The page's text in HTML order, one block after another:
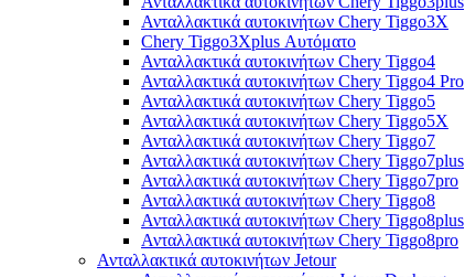
Ανταλλακτικά αυτοκινήτων Chery Tiggo3X
Chery Tiggo3Xplus Αυτόματο
Ανταλλακτικά αυτοκινήτων Chery Tiggo4
Ανταλλακτικά αυτοκινήτων Chery Tiggo4 Pro
Ανταλλακτικά αυτοκινήτων Chery Tiggo5
Ανταλλακτικά αυτοκινήτων Chery Tiggo5X
Ανταλλακτικά αυτοκινήτων Chery Tiggo7
Ανταλλακτικά αυτοκινήτων Chery Tiggo7plus
Ανταλλακτικά αυτοκινήτων Chery Tiggo7pro
Ανταλλακτικά αυτοκινήτων Chery Tiggo8
Ανταλλακτικά αυτοκινήτων Chery Tiggo8plus
Ανταλλακτικά αυτοκινήτων Chery Tiggo8pro
Ανταλλακτικά αυτοκινήτων Jetour